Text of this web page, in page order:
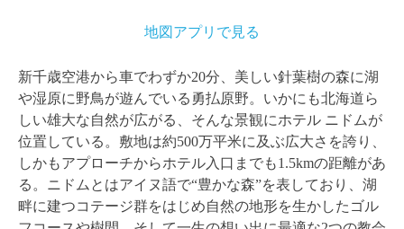
地図アプリで見る
新千歳空港から車でわずか20分、美しい針葉樹の森に湖
や湿原に野鳥が遊んでいる勇払原野。いかにも北海道ら
しい雄大な自然が広がる、そんな景観にホテル ニドムが
位置している。敷地は約500万平米に及ぶ広大さを誇り、
しかもアプローチからホテル入口までも1.5kmの距離があ
る。ニドムとはアイヌ語で“豊かな森”を表しており、湖
畔に建つコテージ群をはじめ自然の地形を生かしたゴル